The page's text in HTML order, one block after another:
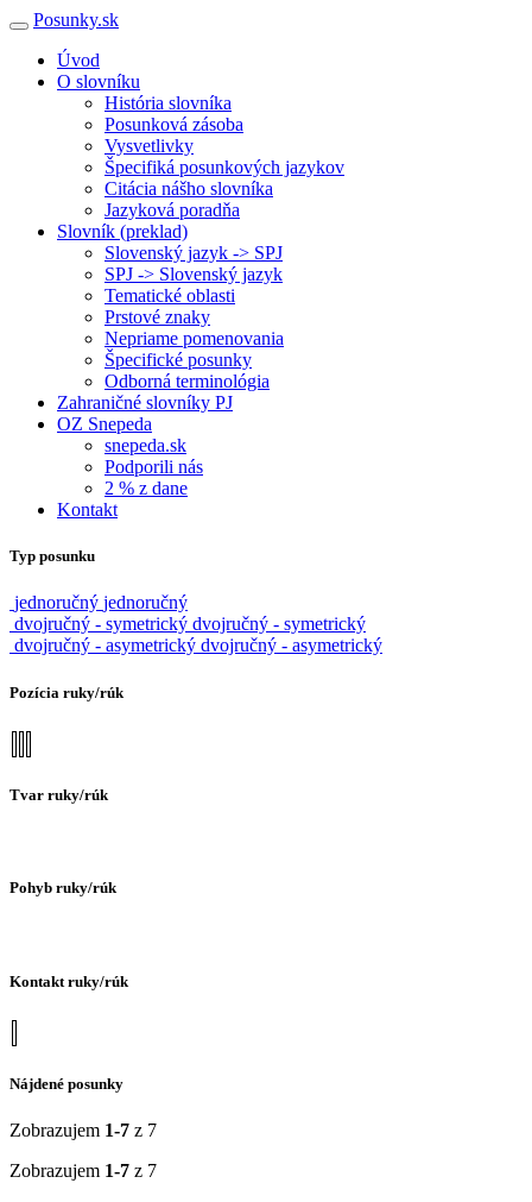
Posunky.sk
Úvod
O slovníku
História slovníka
Posunková zásoba
Vysvetlivky
Špecifiká posunkových jazykov
Citácia nášho slovníka
Jazyková poradňa
Slovník (preklad)
Slovenský jazyk -> SPJ
SPJ -> Slovenský jazyk
Tematické oblasti
Prstové znaky
Nepriame pomenovania
Špecifické posunky
Odborná terminológia
Zahraničné slovníky PJ
OZ Snepeda
snepeda.sk
Podporili nás
2 % z dane
Kontakt
Typ posunku
jednoručný jednoručný
dvojručný - symetrický dvojručný - symetrický
dvojručný - asymetrický dvojručný - asymetrický
Pozícia ruky/rúk
Tvar ruky/rúk
Pohyb ruky/rúk
Kontakt ruky/rúk
Nájdené posunky
Zobrazujem 1-7 z 7
Zobrazujem 1-7 z 7